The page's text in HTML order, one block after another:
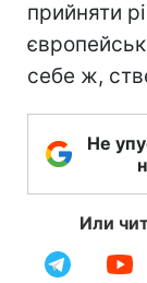
прийняти
себе ж,
Не
Или